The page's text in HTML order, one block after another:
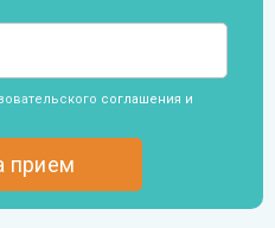
соглашения и